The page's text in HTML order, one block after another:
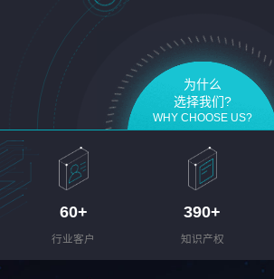
为什么
选择我们?
WHY CHOOSE US?
60+
行业客户
390+
知识产权